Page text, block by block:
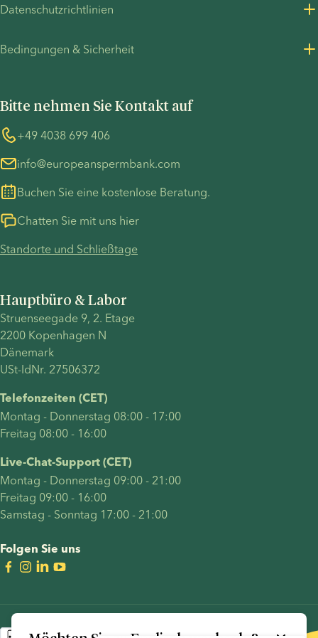
Hauptbüro & Labor
Struenseegade 9, 2. Etage
2200 Kopenhagen N
Dänemark
USt-IdNr. 27506372
Telefonzeiten (CET)
Montag - Donnerstag 08:00 - 17:00
Freitag 08:00 - 16:00
Live-Chat-Support (CET)
Montag - Donnerstag 09:00 - 21:00
Freitag 09:00 - 16:00
Samstag - Sonntag 17:00 - 21:00
Folgen Sie uns
Bitte nehmen Sie Kontakt auf
+49 4038 699 406
info@europeanspermbank.com
Buchen Sie eine kostenlose Beratung.
Chatten Sie mit uns hier
Standorte und Schließtage
Presseinformationen
Informationen zum TP53-Fall
Datenschutzrichtlinien
Bedingungen & Sicherheit
COVID-19 precautions
Whistleblower